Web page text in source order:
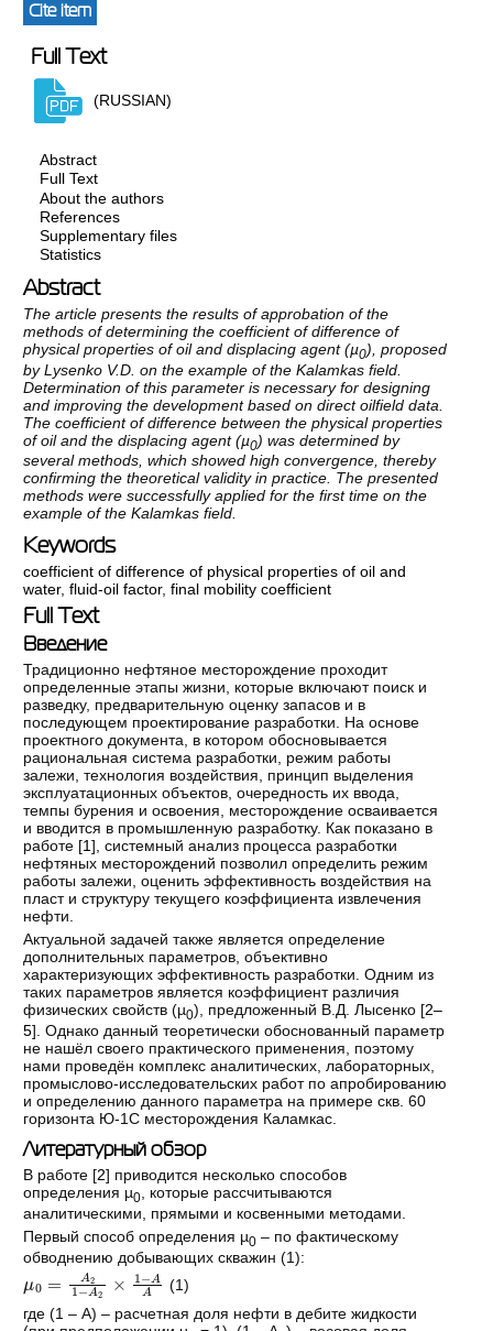
Cite item
Full Text
(RUSSIAN)
Abstract
Full Text
About the authors
References
Supplementary files
Statistics
Abstract
The article presents the results of approbation of the
methods of determining the coefficient of difference of
physical properties of oil and displacing agent (µ0), proposed
by Lysenko V.D. on the example of the Kalamkas field.
Determination of this parameter is necessary for designing
and improving the development based on direct oilfield data.
The coefficient of difference between the physical properties
of oil and the displacing agent (µ0) was determined by
several methods, which showed high convergence, thereby
confirming the theoretical validity in practice. The presented
methods were successfully applied for the first time on the
example of the Kalamkas field.
Keywords
coefficient of difference of physical properties of oil and
water,fluid-oil factor,final mobility coefficient
Full Text
Введение
Традиционно нефтяное месторождение проходит
определенные этапы жизни, которые включают поиск и
разведку, предварительную оценку запасов и в
последующем проектирование разработки. На основе
проектного документа, в котором обосновывается
рациональная система разработки, режим работы
залежи, технология воздействия, принцип выделения
эксплуатационных объектов, очередность их ввода,
темпы бурения и освоения, месторождение осваивается
и вводится в промышленную разработку. Как показано в
работе [1], системный анализ процесса разработки
нефтяных месторождений позволил определить режим
работы залежи, оценить эффективность воздействия на
пласт и структуру текущего коэффициента извлечения
нефти.
Актуальной задачей также является определение
дополнительных параметров, объективно
характеризующих эффективность разработки. Одним из
таких параметров является коэффициент различия
физических свойств (µ0), предложенный В.Д. Лысенко [2–
5]. Однако данный теоретически обоснованный параметр
не нашёл своего практического применения, поэтому
нами проведён комплекс аналитических, лабораторных,
промыслово-исследовательских работ по апробированию
и определению данного параметра на примере скв. 60
горизонта Ю-1С месторождения Каламкас.
Литературный обзор
В работе [2] приводится несколько способов
определения µ0
, которые рассчитываются
аналитическими, прямыми и косвенными методами.
Первый способ определения µ0 – по фактическому
обводнению добывающих скважин (1):
1-A 1-
(1)
где (1 – А) – расчетная доля нефти в дебите жидкости